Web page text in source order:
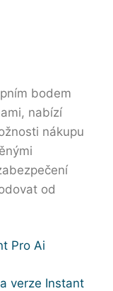
bodem
nabízí
nákupu
od
Pro Ai
verze Instant